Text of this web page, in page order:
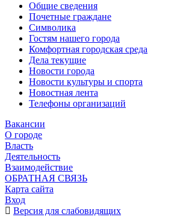
Общие сведения
Почетные граждане
Символика
Гостям нашего города
Комфортная городская среда
Дела текущие
Новости города
Новости культуры и спорта
Новостная лента
Телефоны организаций
Вакансии
О городе
Власть
Деятельность
Взаимодействие
ОБРАТНАЯ СВЯЗЬ
Карта сайта
Вход
Версия для слабовидящих